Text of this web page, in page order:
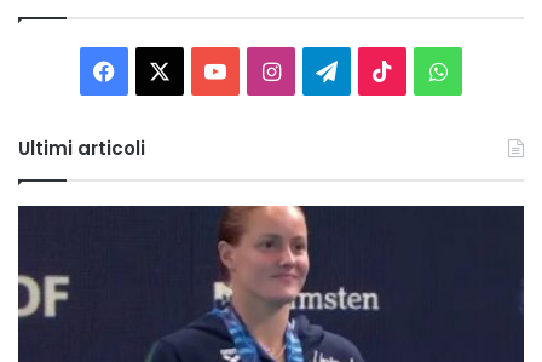
Facebook You InstagramTelegram
TikTok
Ultimi articoli